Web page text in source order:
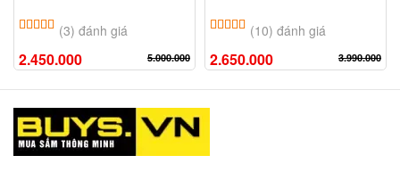
5.00 trên 5 dựa trên
(3) đánh giá
2.450.000 5.000.000
5.00trên 5 dựa trên
10(10) đánh giá
2.650.000 3.990.000